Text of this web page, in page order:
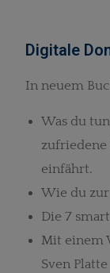
Digitale
In neuem
Was du
zufriedene
einfährt.
Wie du
Die 7
Mit einem
Sven Platte